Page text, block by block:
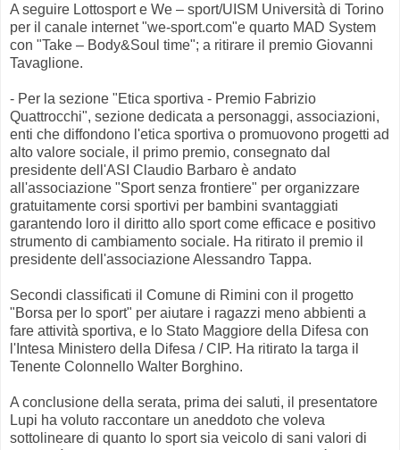
A seguire Lottosport e We – sport/UISM Università di Torino
per il canale internet "we-sport.com"e quarto MAD System
con "Take – Body&Soul time"; a ritirare il premio Giovanni
Tavaglione.
- Per la sezione "Etica sportiva - Premio Fabrizio
Quattrocchi", sezione dedicata a personaggi, associazioni,
enti che diffondono l'etica sportiva o promuovono progetti ad
alto valore sociale, il primo premio, consegnato dal
presidente dell'ASI Claudio Barbaro è andato
all'associazione "Sport senza frontiere" per organizzare
gratuitamente corsi sportivi per bambini svantaggiati
garantendo loro il diritto allo sport come efficace e positivo
strumento di cambiamento sociale. Ha ritirato il premio il
presidente dell'associazione Alessandro Tappa.
Secondi classificati il Comune di Rimini con il progetto
"Borsa per lo sport" per aiutare i ragazzi meno abbienti a
fare attività sportiva, e lo Stato Maggiore della Difesa con
l'Intesa Ministero della Difesa / CIP. Ha ritirato la targa il
Tenente Colonnello Walter Borghino.
A conclusione della serata, prima dei saluti, il presentatore
Lupi ha voluto raccontare un aneddoto che voleva
sottolineare di quanto lo sport sia veicolo di sani valori di